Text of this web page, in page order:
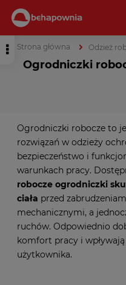
Strona główna Odzież
Ogrodniczki
Ogrodniczki robocze to
rozwiązań w odzieży
bezpieczeństwo i
warunkach pracy.
robocze ogrodniczki
ciała przed
mechanicznymi, a
ruchów. Odpowiednio
komfort pracy i
użytkownika.